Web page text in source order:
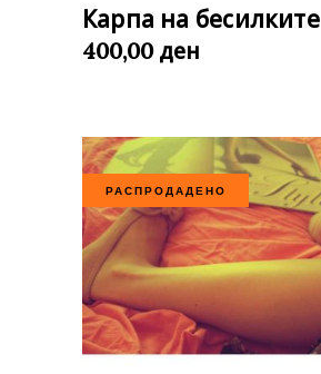
Карпа на бесилките
400,00 ден
РАСПРОДАДЕНО